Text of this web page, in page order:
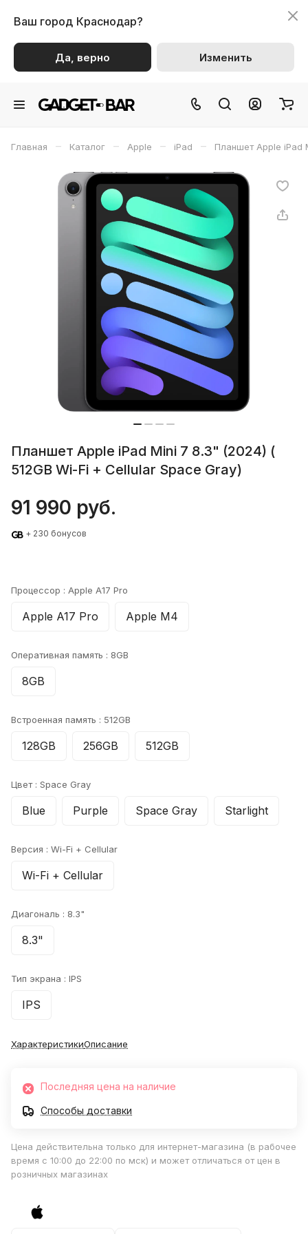
Ваш город Краснодар?
Да, верно Изменить
Главная – Каталог – Apple – iPad – Планшет Apple iPad
Планшет Apple iPad Mini 7 8.3" (2024) (
512GB Wi-Fi + Cellular Space Gray)
91 990 руб.
+ 230 бонусов
Процессор : Apple A17 Pro
Apple A17 Pro Apple M4
Оперативная память : 8GB
8GB
Встроенная память : 512GB
128GB 256GB 512GB
Цвет : Space Gray
Blue Purple Space Gray Starlight
Версия : Wi-Fi + Cellular
Wi-Fi + Cellular
Диагональ : 8.3"
8.3"
Тип экрана : IPS
IPS
ХарактеристикиОписание
Последняя цена на наличие
Способы доставки
Цена действительна только для интернет-магазина (в рабочее
время с 10:00 до 22:00 по мск) и может отличаться от цен в
розничных магазинах